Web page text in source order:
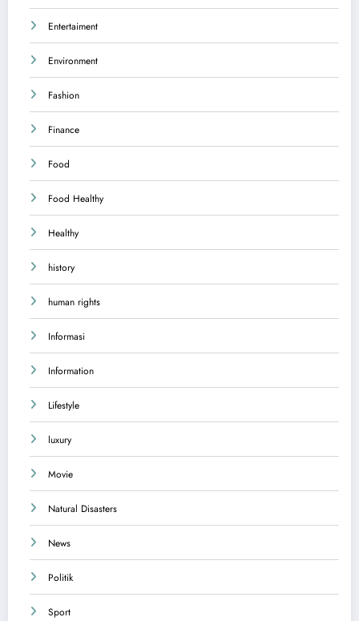
Entertaiment
Environment
Fashion
Finance
Food
Food Healthy
Healthy
history
human rights
Informasi
Information
Lifestyle
luxury
Movie
Natural Disasters
News
Politik
Sport